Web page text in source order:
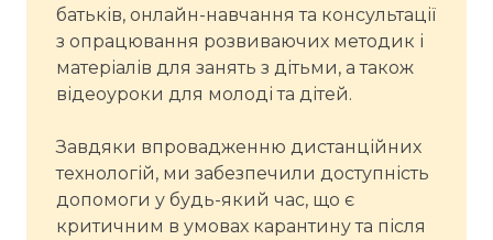
батьків, онлайн-навчання та консультації
з опрацювання розвиваючих методик і
матеріалів для занять з дітьми, а також
відеоуроки для молоді та дітей.
Завдяки впровадженню дистанційних
технологій, ми забезпечили доступність
допомоги у будь-який час, що є
критичним в умовах карантину та після